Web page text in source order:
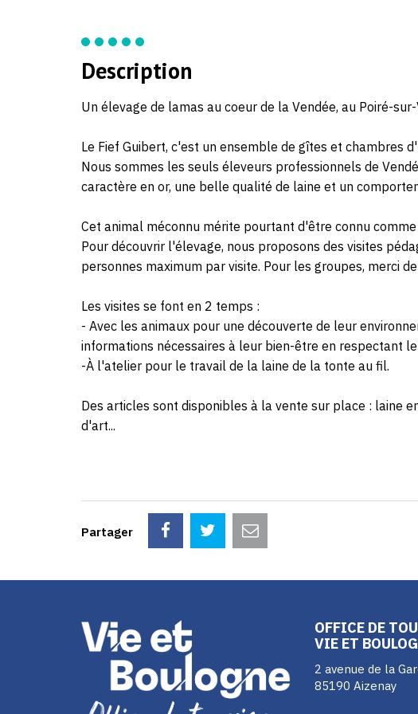
Description
Un élevage de lamas au coeur de la Vendée, au Poiré-sur-
Le Fief Guibert, c'est un ensemble de gîtes et chambres
Nous sommes les seuls éleveurs professionnels de
caractère en or, une belle qualité de laine et un
Cet animal méconnu mérite pourtant d'être connu comme
Pour découvrir l'élevage, nous proposons des visites
personnes maximum par visite. Pour les groupes, merci
Les visites se font en 2 temps :
- Avec les animaux pour une découverte de leur
informations nécessaires à leur bien-être en respectant
-À l'atelier pour le travail de la laine de la tonte au fil.
Des articles sont disponibles à la vente sur place : laine
d'art...
Partager
OFFICE DE
VIE ET
2 avenue de la
85190 Aizenay